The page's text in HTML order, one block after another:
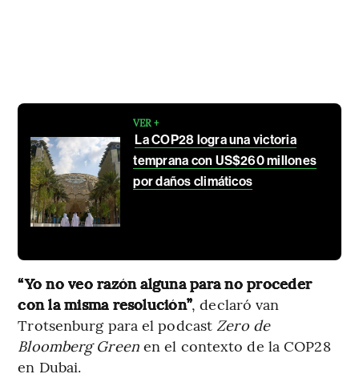
VER +
La COP28 logra una victoria
temprana con US$260 millones
por daños climáticos
“Yo no veo razón alguna para no proceder
con la misma resolución”, declaró van
Trotsenburg para el podcast Zero de
Bloomberg Green en el contexto de la COP28
en Dubai.